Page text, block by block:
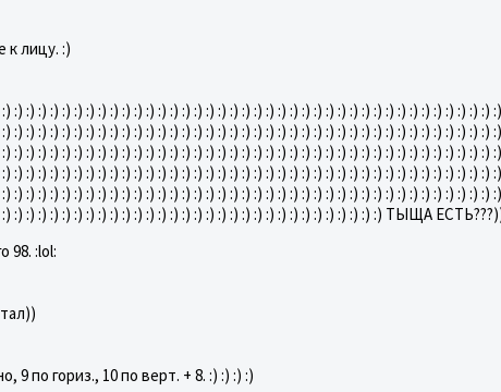
к лицу. :)
:) :) :) :) :) :) :) :) :) :) :) :) :) :) :) :) :) :) :) :) :) :) :) :) :) :) :) :) :) :) :) :) :) :) :) :) :) :) :) :)
:) :) :) :) :) :) :) :) :) :) :) :) :) :) :) :) :) :) :) :) :) :) :) :) :) :) :) :) :) :) :) :) :) :) :) :) :) :) :) :)
:) :) :) :) :) :) :) :) :) :) :) :) :) :) :) :) :) :) :) :) :) :) :) :) :) :) :) :) :) :) :) :) :) :) :) :) :) :) :) :)
:) :) :) :) :) :) :) :) :) :) :) :) :) :) :) :) :) :) :) :) :) :) :) :) :) :) :) :) :) :) :) :) :) :) :) :) :) :) :) :)
:) :) :) :) :) :) :) :) :) :) :) :) :) :) :) :) :) :) :) :) :) :) :) :) :) :) :) :) :) :) :) :) :) :) :) :) :) :) :) :)
:) :) :) :) :) :) :) :) :) :) :) :) :) :) :) :) :) :) :) :) :) :) :) :) :) :) :) :) :) :) :) :) ТЫЩА
98. :lol:
9 по гориз., 10 по верт. + 8. :) :) :) :)